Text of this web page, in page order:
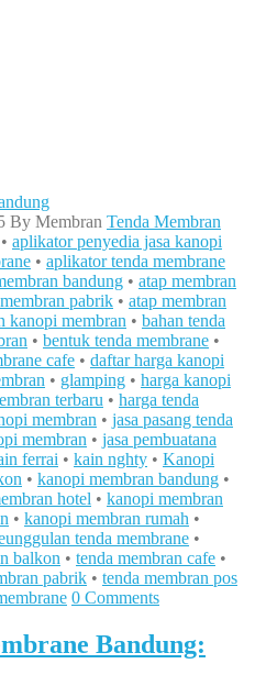
By Membran Tenda Membran
• aplikator penyedia jasa kanopi
• aplikator tenda membrane
bandung • atap membran
pabrik • atap membran
kanopi membran • bahan tenda
• bentuk tenda membrane •
cafe • daftar harga kanopi
• glamping • harga kanopi
terbaru • harga tenda
membran • jasa pasang tenda
membran • jasa pembuatana
ferrai • kain nghty • Kanopi
• kanopi membran bandung •
hotel • kanopi membran
• kanopi membran rumah •
tenda membrane •
balkon • tenda membran cafe •
pabrik • tenda membran pos
0 Comments
Bandung: